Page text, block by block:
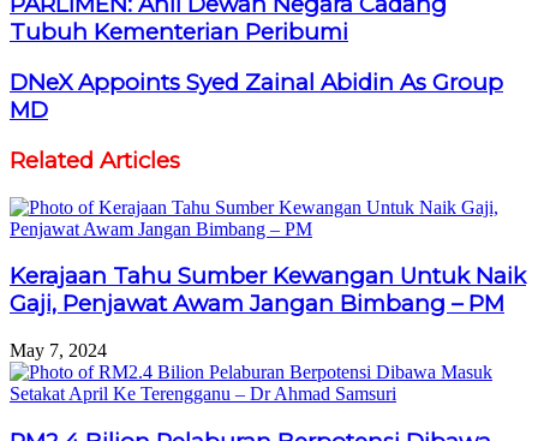
Tubuh Kementerian Peribumi
DNeX Appoints Syed Zainal Abidin As Group
MD
Related Articles
Kerajaan Tahu Sumber Kewangan Untuk Naik
Gaji, Penjawat Awam Jangan Bimbang – PM
May 7, 2024